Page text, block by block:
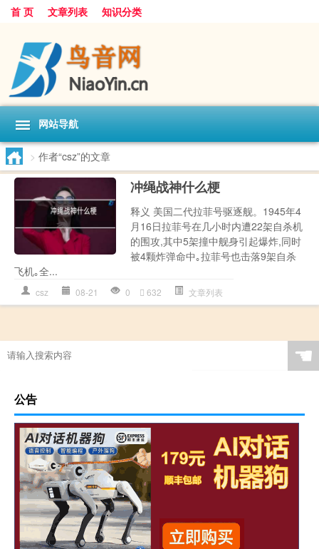
首 页 文章列表 知识分类
网站导航
> 作者“csz”的文章
冲绳战神什么梗
释义 美国二代拉菲号驱逐舰。1945年4
月16日拉菲号在几小时内遭22架自杀机
的围攻,其中5架撞中舰身引起爆炸,同时
被4颗炸弹命中｡拉菲号也击落9架自杀
飞机｡全...
csz 08-21 0 632 文章列表
☚
公告